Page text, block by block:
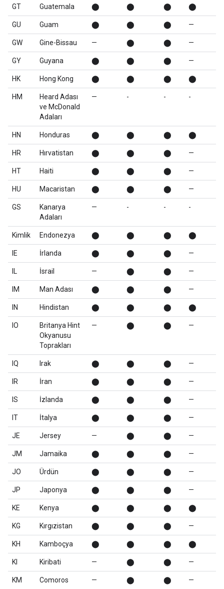
GT Guatemala ⬤ ⬤ ⬤ ⬤
GU Guam ⬤ ⬤ ⬤ —
GW Gine-Bissau — ⬤ ⬤ —
GY Guyana ⬤ ⬤ ⬤ —
HK Hong Kong ⬤ ⬤ ⬤ ⬤
HM
Heard Adası
ve McDonald
Adaları
— - - -
HN Honduras ⬤ ⬤ ⬤ ⬤
HR Hırvatistan ⬤ ⬤ ⬤ —
HT Haiti ⬤ ⬤ ⬤ —
HU Macaristan ⬤ ⬤ ⬤ —
GS
Kanarya
Adaları
— - - -
Kimlik Endonezya ⬤ ⬤ ⬤ ⬤
IE İrlanda ⬤ ⬤ ⬤ —
IL İsrail — ⬤ ⬤ —
IM Man Adası ⬤ ⬤ ⬤ —
IN Hindistan ⬤ ⬤ ⬤ ⬤
IO
Britanya Hint
Okyanusu
Toprakları
— ⬤ ⬤ —
IQ Irak ⬤ ⬤ ⬤ —
IR İran ⬤ ⬤ ⬤ —
IS İzlanda ⬤ ⬤ ⬤ —
IT İtalya ⬤ ⬤ ⬤ —
JE Jersey — ⬤ ⬤ —
JM Jamaika ⬤ ⬤ ⬤ —
JO Ürdün ⬤ ⬤ ⬤ —
JP Japonya ⬤ ⬤ ⬤ —
KE Kenya ⬤ ⬤ ⬤ ⬤
KG Kırgızistan ⬤ ⬤ ⬤ —
KH Kamboçya ⬤ ⬤ ⬤ ⬤
KI Kiribati — ⬤ ⬤ —
KM Comoros — ⬤ ⬤ —